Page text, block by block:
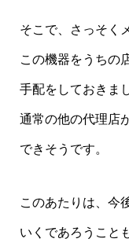
そこで、さっそく
この機器をうちの
手配をしておきま
通常の他の代理店
できそうです。
このあたりは、今
いくであろうこと